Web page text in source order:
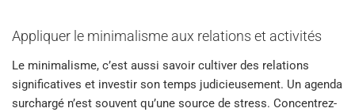
Appliquer le minimalisme aux relations et activités
Le minimalisme, c’est aussi savoir cultiver des relations
significatives et investir son temps judicieusement. Un agenda
surchargé n’est souvent qu’une source de stress. Concentrez-